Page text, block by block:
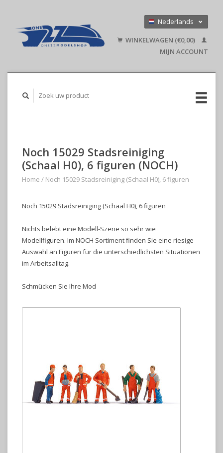
Nederlands
English
WINKELWAGEN (€0,00)
MIJN ACCOUNT
Noch 15029 Stadsreiniging
(Schaal H0), 6 figuren (NOCH)
Home / Noch 15029 Stadsreiniging (Schaal H0), 6 figuren
Noch 15029 Stadsreiniging (Schaal H0), 6 figuren
Nichts belebt eine Modell-Szene so sehr wie
Modellfiguren. Im NOCH Sortiment finden Sie eine riesige
Auswahl an Figuren für die unterschiedlichsten Situationen
im Arbeitsalltag.
Schmücken Sie Ihre Mod